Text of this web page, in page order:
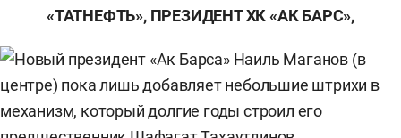
«ТАТНЕФТЬ», ПРЕЗИДЕНТ ХК «АК БАРС»,